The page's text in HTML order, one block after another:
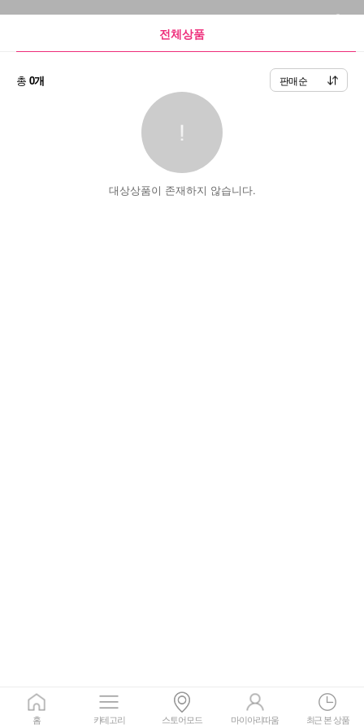
전체상품
총 0개 판매순
대상상품이 존재하지 않습니다.
홈 카테고리 스토어모드 마이아리따움 최근 본 상품